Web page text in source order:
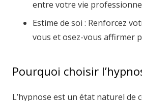
entre votre vie
Estime de soi : Renforcez
vous et osez-vous affirmer
Pourquoi choisir
L’hypnose est un état naturel de